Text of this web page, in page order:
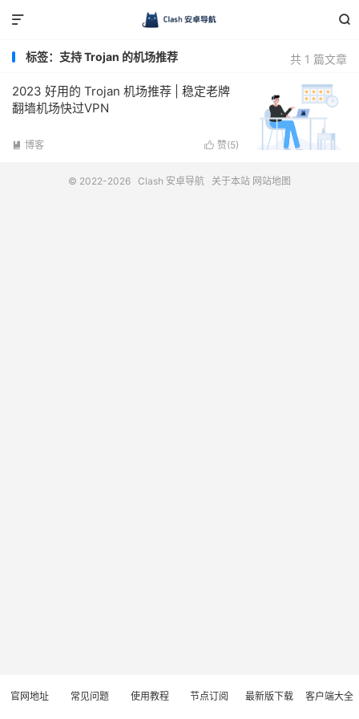


共 1 篇文章
标签：支持 Trojan 的机场推荐
2023 好用的 Trojan 机场推荐 | 稳定老牌
翻墙机场快过VPN
 赞(5)
 博客
© 2022-2026 Clash 安卓导航 关于本站 网站地图
官网地址 常见问题 使用教程 节点订阅 最新版下载 客户端大全